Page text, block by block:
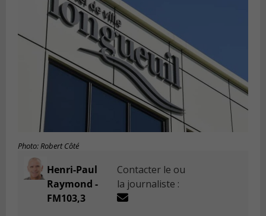
Photo: Robert Côté
Henri-Paul
Raymond -
FM103,3
Contacter le ou
la journaliste :